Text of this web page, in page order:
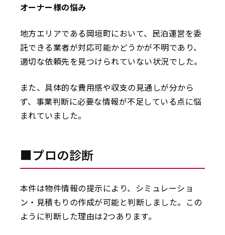
オーナー様の悩み
地方エリアである岡垣町において、民泊運営を委
託できる業者が対応可能かどうかが不明であり、
適切な依頼先を見つけられていない状況でした。
また、具体的な費用感や収支の見通しが分から
ず、事業判断に必要な情報が不足している点に悩
まれていました。
■プロの診断
本件は物件情報の提示により、シミュレーショ
ン・見積もりの作成が可能と判断しました。この
ように判断した理由は2つあります。